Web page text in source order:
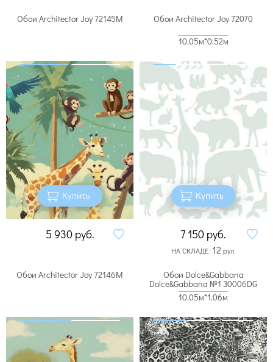
Обои Architector Joy 72145M
Купить
5 930 руб.
Обои Architector Joy 72070
10.05м*0.52м
Купить
7 150 руб.
НА СКЛАДЕ: 12рул.
Обои Architector Joy 72146M Обои Dolce&Gabbana
Dolce&Gabbana №1 30006DG
10.05м*1.06м